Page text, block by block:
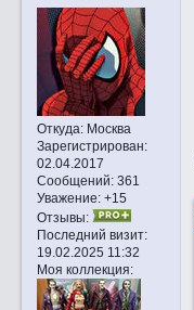
Откуда:Москва
Зарегистрирован:
02.04.2017
Сообщений:361
Уважение: +15
Отзывы:
Последний визит:
19.02.2025 11:32
Моя коллекция: